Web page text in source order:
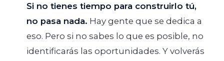
Si no tienes tiempo para construirlo tú,
no pasa nada. Hay gente que se dedica a
eso. Pero si no sabes lo que es posible, no
identificarás las oportunidades. Y volverás